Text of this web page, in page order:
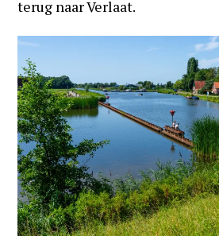
terug naar Verlaat.